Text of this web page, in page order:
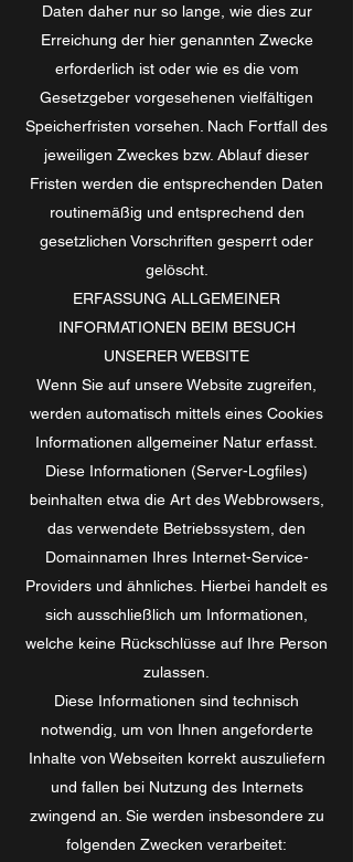
Daten daher nur so lange, wie dies zur
Erreichung der hier genannten Zwecke
erforderlich ist oder wie es die vom
Gesetzgeber vorgesehenen vielfältigen
Speicherfristen vorsehen. Nach Fortfall des
jeweiligen Zweckes bzw. Ablauf dieser
Fristen werden die entsprechenden Daten
routinemäßig und entsprechend den
gesetzlichen Vorschriften gesperrt oder
gelöscht.
ERFASSUNG ALLGEMEINER
INFORMATIONEN BEIM BESUCH
UNSERER WEBSITE
Wenn Sie auf unsere Website zugreifen,
werden automatisch mittels eines Cookies
Informationen allgemeiner Natur erfasst.
Diese Informationen (Server-Logfiles)
beinhalten etwa die Art des Webbrowsers,
das verwendete Betriebssystem, den
Domainnamen Ihres Internet-Service-
Providers und ähnliches. Hierbei handelt es
sich ausschließlich um Informationen,
welche keine Rückschlüsse auf Ihre Person
zulassen.
Diese Informationen sind technisch
notwendig, um von Ihnen angeforderte
Inhalte von Webseiten korrekt auszuliefern
und fallen bei Nutzung des Internets
zwingend an. Sie werden insbesondere zu
folgenden Zwecken verarbeitet: